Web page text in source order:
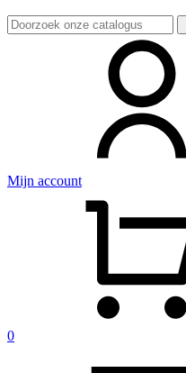
Zoeken
naar:
Mijn account
0